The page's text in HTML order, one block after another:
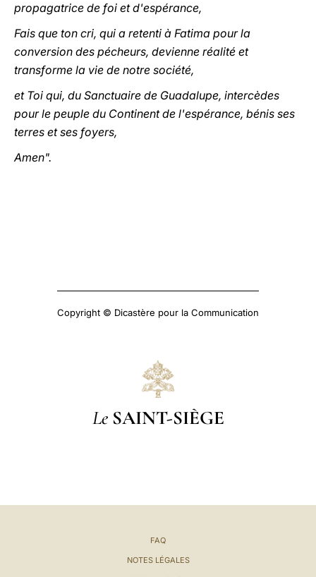
propagatrice de foi et d'espérance,
Fais que ton cri, qui a retenti à Fatima pour la
conversion des pécheurs, devienne réalité et
transforme la vie de notre société,
et Toi qui, du Sanctuaire de Guadalupe, intercèdes
pour le peuple du Continent de l'espérance, bénis ses
terres et ses foyers,
Amen".
Copyright © Dicastère pour la Communication
Le SAINT-SIÈGE
FAQ
NOTES LÉGALES